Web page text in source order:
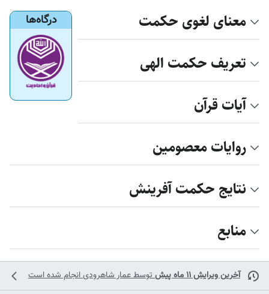
درگاه‌ها
معنای لغوی حکمت
تعریف حکمت الهی
آیات قرآن
روایات معصومین
نتایج حکمت آفرینش
منابع
آخرین ویرایش ۱۱ ماه پیش توسطعمار شاهرودیانجام شده است